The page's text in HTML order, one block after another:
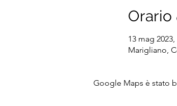
Orario
13 mag 2023,
Marigliano,
Google Maps è stato